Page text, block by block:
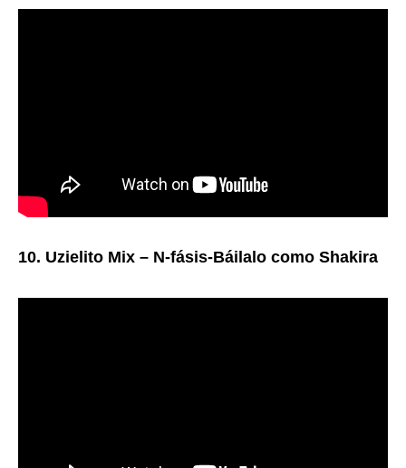
10. Uzielito Mix – N-fásis-Báilalo como Shakira